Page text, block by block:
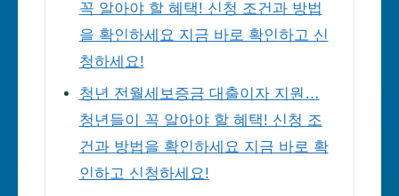
꼭 알아야 할 혜택! 신청 조건과 방법
을 확인하세요 지금 바로 확인하고 신
청하세요!
청년 전월세보증금 대출이자 지원…
청년들이 꼭 알아야 할 혜택! 신청 조
건과 방법을 확인하세요 지금 바로 확
인하고 신청하세요!